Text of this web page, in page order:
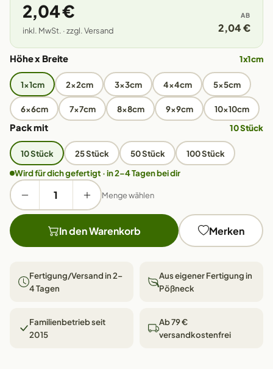
2,04 €
inkl. MwSt. · zzgl. Versand
AB
2,04 €
Höhe x Breite 1x1cm
1x1cm 2x2cm 3x3cm 4x4cm 5x5cm
6x6cm 7x7cm 8x8cm 9x9cm 10x10cm
Pack mit 10 Stück
10 Stück 25 Stück 50 Stück
100 Stück
Wird für dich gefertigt · in 2–4 Tagen bei dir
Menge wählen
In den Warenkorb Merken
Fertigung/Versand in 2–
4 Tagen
Aus eigener Fertigung in
Pößneck
Familienbetrieb seit
2015
Ab 79 €
versandkostenfrei